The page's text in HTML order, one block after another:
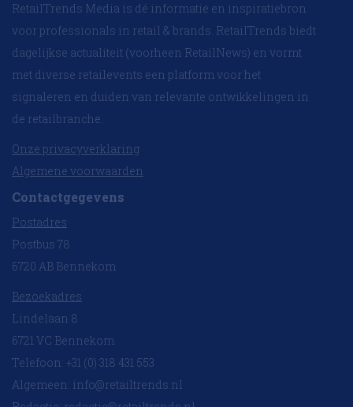
RetailTrends Media is dé informatie en inspiratiebron
voor professionals in retail & brands. RetailTrends biedt
dagelijkse actualiteit (voorheen RetailNews) en vormt
met diverse retailevents een platform voor het
signaleren en duiden van relevante ontwikkelingen in
de retailbranche.
Onze privacyverklaring
Algemene voorwaarden
Contactgegevens
Postadres
Postbus 78
6720 AB Bennekom
Bezoekadres
Lindelaan 8
6721 VC Bennekom
Telefoon: +31 (0) 318 431 553
Algemeen: info@retailtrends.nl